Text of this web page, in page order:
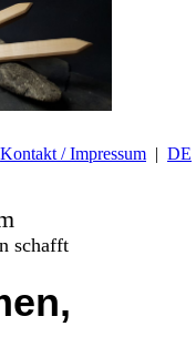
Kontakt / Impressum DE
schafft